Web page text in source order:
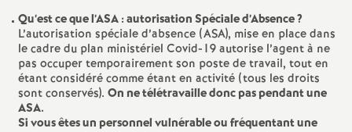
é
a
n
Qu’est ce que l’ASA:autorisation Spéciale d’Absence?
L’autorisation spéciale d’absence (ASA), mise en place dans
le cadre du plan ministériel Covid-19 autorise l’agent à ne
pas occuper temporairement son poste de travail, tout en
étant considéré comme étant en activité (tous les droits
sont conservés). On ne télétravaille donc pas pendant une
ASA.
Si vous êtes un personnel vulnérable ou fréquentant une